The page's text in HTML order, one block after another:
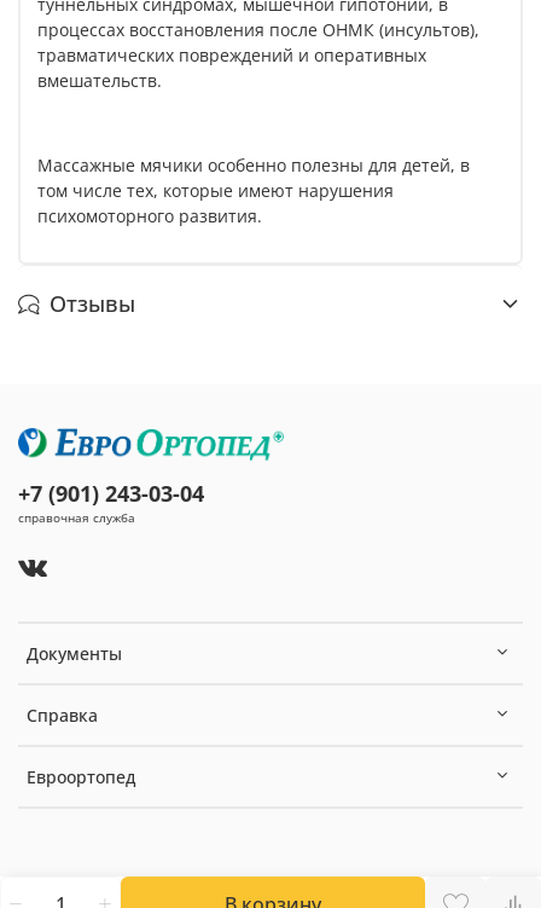
процессах восстановления после ОНМК (инсультов),
травматических повреждений и оперативных
вмешательств.
Массажные мячики особенно полезны для детей, в
том числе тех, которые имеют нарушения
психомоторного развития.
Отзывы
Документы
Справка
Евроортопед
+7 (901) 243-03-04
справочная служба